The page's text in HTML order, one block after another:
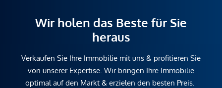
Wir holen das Beste für Sie
heraus
Verkaufen Sie Ihre Immobilie mit uns & profitieren Sie
von unserer Expertise. Wir bringen Ihre Immobilie
optimal auf den Markt & erzielen den besten Preis.